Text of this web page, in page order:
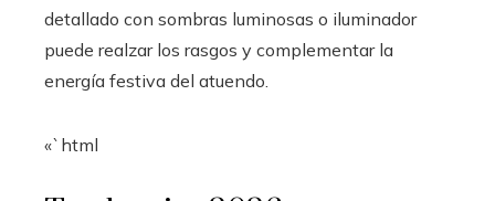
detallado con sombras luminosas o iluminador
puede realzar los rasgos y complementar la
energía festiva del atuendo.
«`html